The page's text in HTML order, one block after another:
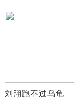
刘翔跑不过乌龟